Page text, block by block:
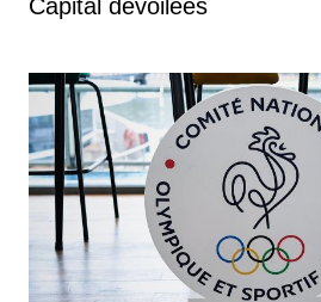
Capital dévoilées